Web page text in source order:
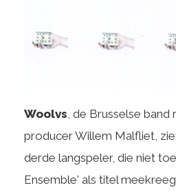
Woolvs, de Brusselse
producer Willem Malfliet,
derde langspeler, die niet
Ensemble' als titel